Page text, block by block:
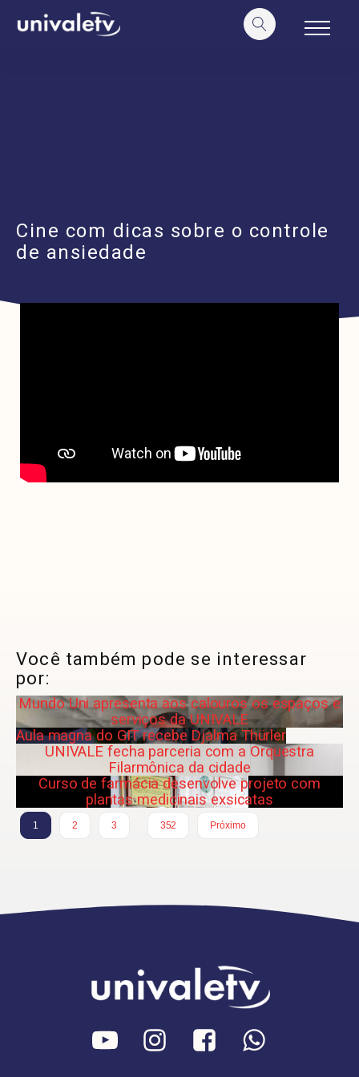
conteúdo
Cine com dicas sobre o controle
de ansiedade
Você também pode se interessar
por:
Mundo Uni apresenta aos calouros os espaços e
serviços da UNIVALE
Aula magna do GIT recebe Djalma Thürler
UNIVALE fecha parceria com a Orquestra
Filarmônica da cidade
Curso de farmácia desenvolve projeto com
plantas medicinais exsicatas
1 2 3
352
Próximo